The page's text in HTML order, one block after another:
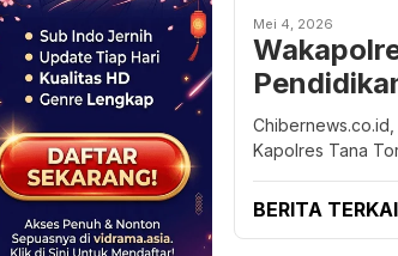
Mei 4, 2026
Chibernews.co.id,
Kapolres Tana
BERITA